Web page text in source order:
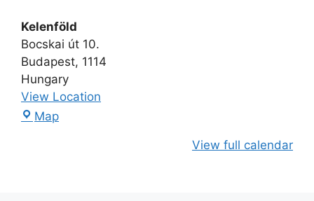
Kelenföld
Bocskai út 10.
Budapest, 1114
Hungary
View Location
Map
View full calendar